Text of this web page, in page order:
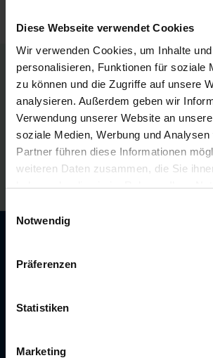
Diese Webseite verwendet Cookies
Wir verwenden Cookies, um Inhalte
personalisieren, Funktionen für soziale
zu können und die Zugriffe auf unsere
analysieren. Außerdem geben wir
Verwendung unserer Website an
soziale Medien, Werbung und
Partner führen diese Informationen
weiteren Daten zusammen, die Sie
haben oder die sie im Rahmen Ihrer
Notwendig
Präferenzen
Statistiken
Marketing
Persönliche Preise nach Anmeldung
Versandkostenfrei ab 250€
Erstklassiger Kundenservice
Bezahlung auf Rechnung
Newsletter: 10€
regelmäßig über Aktionen,
Empfehlungen. Die